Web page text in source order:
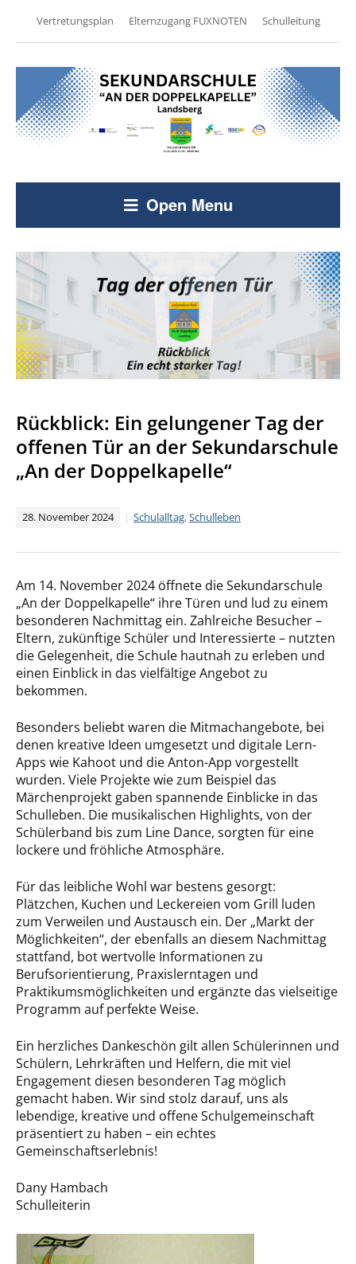
Vertretungsplan Elternzugang FUXNOTEN Schulleitung
Open Menu
Rückblick: Ein gelungener Tag der
offenen Tür an der Sekundarschule
„An der Doppelkapelle“
28. November 2024 Schulalltag,Schulleben
Am 14. November 2024 öffnete die Sekundarschule
„An der Doppelkapelle“ ihre Türen und lud zu einem
besonderen Nachmittag ein. Zahlreiche Besucher –
Eltern, zukünftige Schüler und Interessierte – nutzten
die Gelegenheit, die Schule hautnah zu erleben und
einen Einblick in das vielfältige Angebot zu
bekommen.
Besonders beliebt waren die Mitmachangebote, bei
denen kreative Ideen umgesetzt und digitale Lern-
Apps wie Kahoot und die Anton-App vorgestellt
wurden. Viele Projekte wie zum Beispiel das
Märchenprojekt gaben spannende Einblicke in das
Schulleben. Die musikalischen Highlights, von der
Schülerband bis zum Line Dance, sorgten für eine
lockere und fröhliche Atmosphäre.
Für das leibliche Wohl war bestens gesorgt:
Plätzchen, Kuchen und Leckereien vom Grill luden
zum Verweilen und Austausch ein. Der „Markt der
Möglichkeiten“, der ebenfalls an diesem Nachmittag
stattfand, bot wertvolle Informationen zu
Berufsorientierung, Praxislerntagen und
Praktikumsmöglichkeiten und ergänzte das vielseitige
Programm auf perfekte Weise.
Ein herzliches Dankeschön gilt allen Schülerinnen und
Schülern, Lehrkräften und Helfern, die mit viel
Engagement diesen besonderen Tag möglich
gemacht haben. Wir sind stolz darauf, uns als
lebendige, kreative und offene Schulgemeinschaft
präsentiert zu haben – ein echtes
Gemeinschaftserlebnis!
Dany Hambach
Schulleiterin